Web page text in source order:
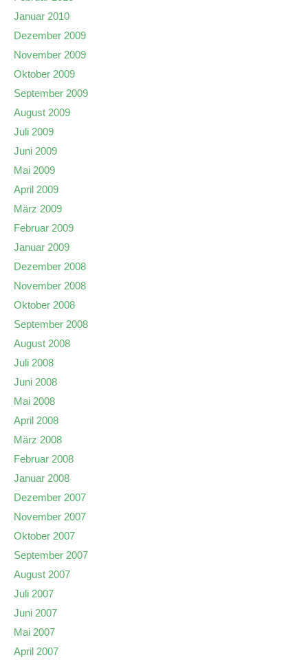
Januar 2010
Dezember 2009
November 2009
Oktober 2009
September 2009
August 2009
Juli 2009
Juni 2009
Mai 2009
April 2009
März 2009
Februar 2009
Januar 2009
Dezember 2008
November 2008
Oktober 2008
September 2008
August 2008
Juli 2008
Juni 2008
Mai 2008
April 2008
März 2008
Februar 2008
Januar 2008
Dezember 2007
November 2007
Oktober 2007
September 2007
August 2007
Juli 2007
Juni 2007
Mai 2007
April 2007